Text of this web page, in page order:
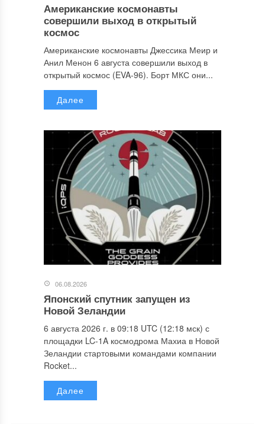
Американские космонавты
совершили выход в открытый
космос
Американские космонавты Джессика Меир и
Анил Менон 6 августа совершили выход в
открытый космос (EVA-96). Борт МКС они...
Далее
06.08.2026
Японский спутник запущен из
Новой Зеландии
6 августа 2026 г. в 09:18 UTC (12:18 мск) с
площадки LC-1A космодрома Махиа в Новой
Зеландии стартовыми командами компании
Rocket...
Далее